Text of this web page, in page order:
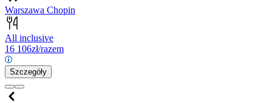
Warszawa Chopin
All inclusive
16 106zł/razem
Szczegóły